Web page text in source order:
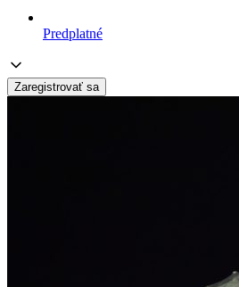
Predplatné
Zaregistrovať sa